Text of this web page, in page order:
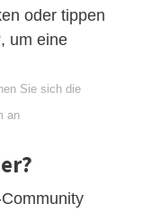
oder tippen
um eine
Sie sich die
an